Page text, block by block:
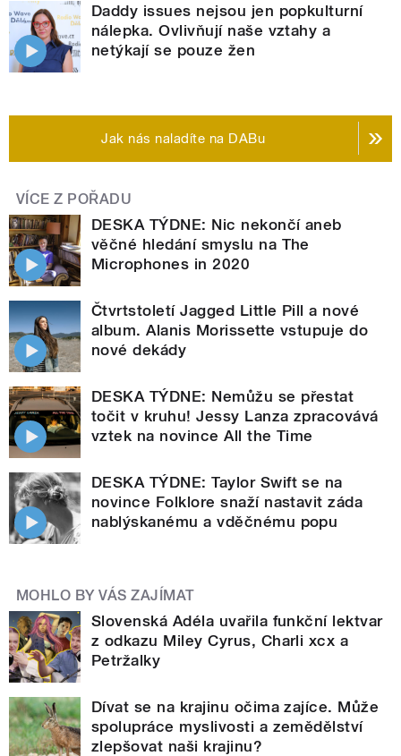
Daddy issues nejsou jen popkulturní
nálepka. Ovlivňují naše vztahy a
netýkají se pouze žen
Jak nás naladíte na DABu
VÍCE Z POŘADU
DESKA TÝDNE: Nic nekončí aneb
věčné hledání smyslu na The
Microphones in 2020
Čtvrtstoletí Jagged Little Pill a nové
album. Alanis Morissette vstupuje do
nové dekády
DESKA TÝDNE: Nemůžu se přestat
točit v kruhu! Jessy Lanza zpracovává
vztek na novince All the Time
DESKA TÝDNE: Taylor Swift se na
novince Folklore snaží nastavit záda
nablýskanému a vděčnému popu
MOHLO BY VÁS ZAJÍMAT
Slovenská Adéla uvařila funkční lektvar
z odkazu Miley Cyrus, Charli xcx a
Petržalky
Dívat se na krajinu očima zajíce. Může
spolupráce myslivosti a zemědělství
zlepšovat naši krajinu?